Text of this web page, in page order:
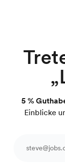
5 %
Einblicke